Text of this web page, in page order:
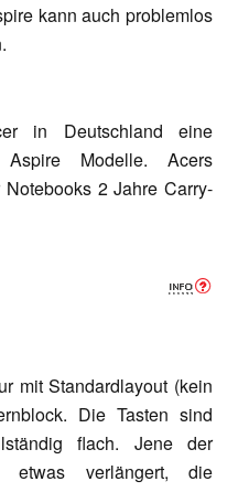
kann auch problemlos
in Deutschland eine
Modelle. Acers
2 Jahre Carry-
mit Standardlayout (kein
Die Tasten sind
flach. Jene der
etwas verlängert, die